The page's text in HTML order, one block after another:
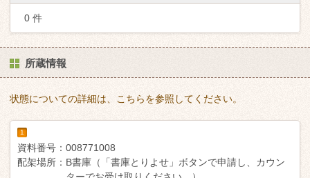
0 件
所蔵情報
状態についての詳細は、こちらを参照してください。
1
資料番号： 008771008
配架場所： B書庫（「書庫とりよせ」ボタンで申請し、カウン